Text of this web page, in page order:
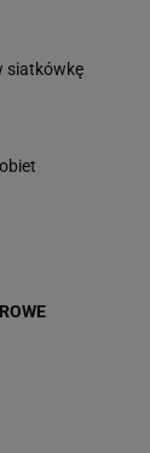
siatkówkę